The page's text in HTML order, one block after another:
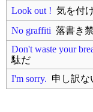
Look out ! 気を付
No graffiti 落書き
Don't waste your
駄だ
I'm sorry. 申し訳な